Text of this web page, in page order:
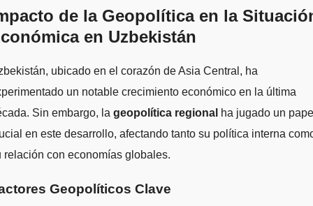
de la Geopolítica en la
en Uzbekistán
ubicado en el corazón de Asia Central, ha
un notable crecimiento económico en la última
Sin embargo, la geopolítica regional ha jugado un
en este desarrollo, afectando tanto su política interna
relación con economías globales.
Geopolíticos Clave